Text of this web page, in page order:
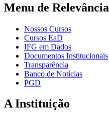
Menu de Relevância
Nossos Cursos
Cursos EaD
IFG em Dados
Documentos Institucionais
Transparência
Banco de Notícias
PGD
A Instituição